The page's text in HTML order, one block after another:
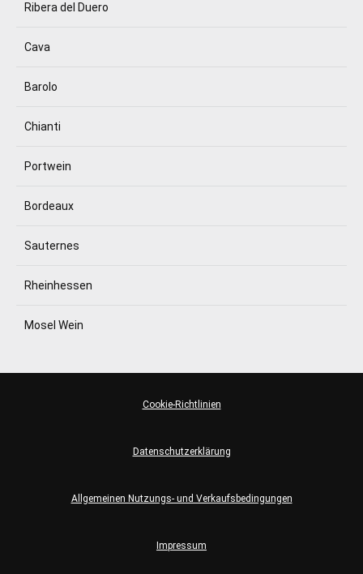
Ribera del Duero
Cava
Barolo
Chianti
Portwein
Bordeaux
Sauternes
Rheinhessen
Mosel Wein
Impressum
Allgemeinen Nutzungs- und Verkaufsbedingungen
Datenschutzerklärung
Cookie-Richtlinien